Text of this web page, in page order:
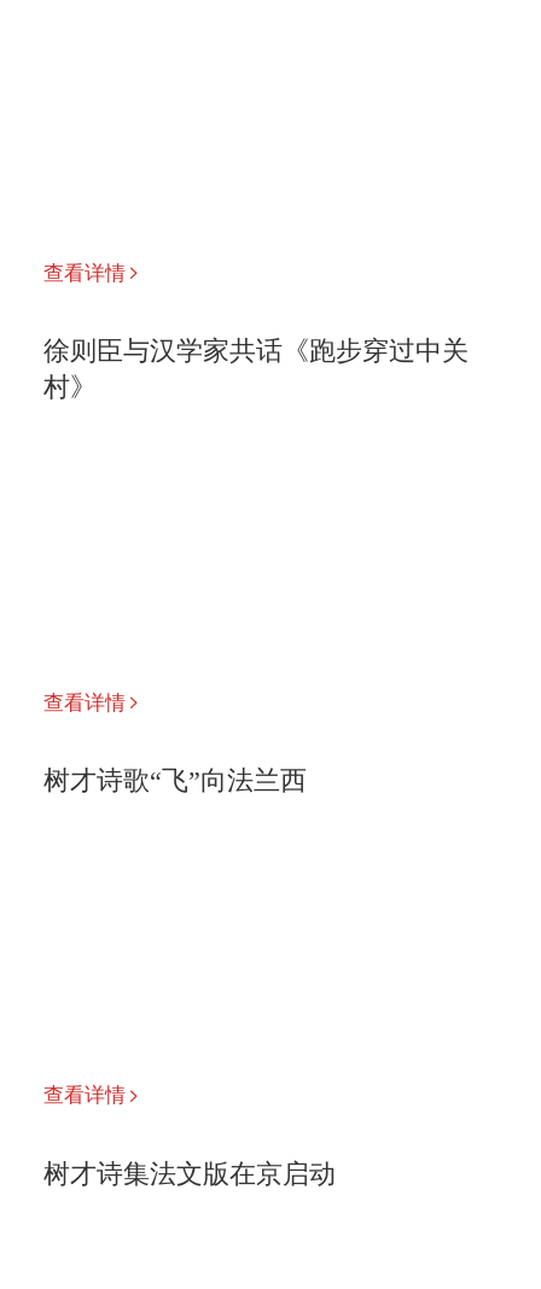
查看详情
徐则臣与汉学家共话《跑步穿过中关
村》
查看详情
树才诗歌“飞”向法兰西
查看详情
树才诗集法文版在京启动